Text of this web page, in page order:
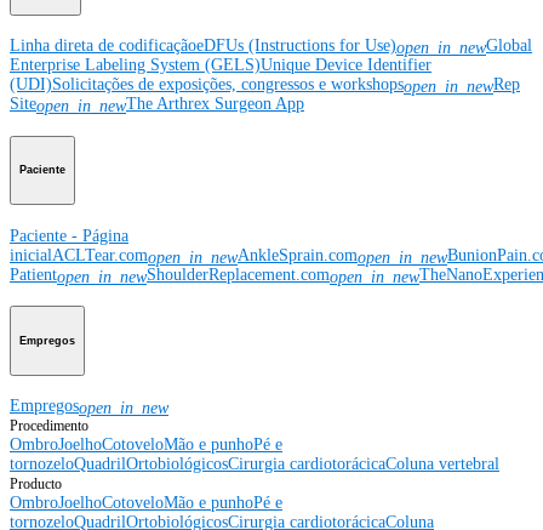
Linha direta de codificaçãoeDFUs (Instructions for Use)open_in_newGlobal
Enterprise Labeling System (GELS)Unique Device Identifier
(UDI)Solicitações de exposições, congressos e workshopsopen_in_newRep
Siteopen_in_newThe Arthrex Surgeon App
Paciente
Paciente - Página
inicialACLTear.comopen_in_newAnkleSprain.comopen_in_new
Patientopen_in_newShoulderReplacement.comopen_in_new
Empregos
Empregosopen_in_new
Procedimento
OmbroJoelhoCotoveloMão e punhoPé e
tornozeloQuadrilOrtobiológicosCirurgia cardiotorácicaColuna vertebral
Producto
OmbroJoelhoCotoveloMão e punhoPé e
tornozeloQuadrilOrtobiológicosCirurgia cardiotorácicaColuna